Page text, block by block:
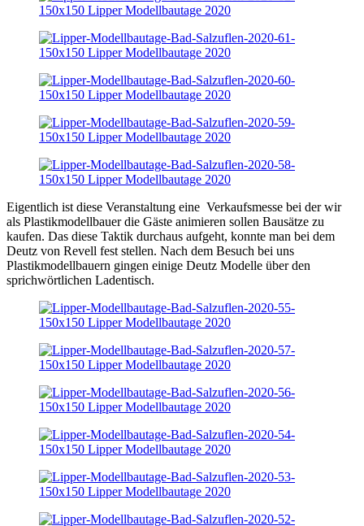
Eigentlich ist diese Veranstaltung eine Verkaufsmesse bei der wir
als Plastikmodellbauer die Gäste animieren sollen Bausätze zu
kaufen. Das diese Taktik durchaus aufgeht, konnte man bei dem
Deutz von Revell fest stellen. Nach dem Besuch bei uns
Plastikmodellbauern gingen einige Deutz Modelle über den
sprichwörtlichen Ladentisch.